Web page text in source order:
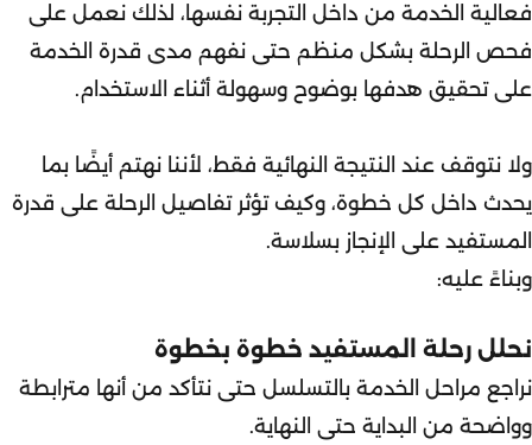
فعالية الخدمة من داخل التجربة نفسها، لذلك نعمل على
فحص الرحلة بشكل منظم حتى نفهم مدى قدرة الخدمة
على تحقيق هدفها بوضوح وسهولة أثناء الاستخدام.
ولا نتوقف عند النتيجة النهائية فقط، لأننا نهتم أيضًا بما
يحدث داخل كل خطوة، وكيف تؤثر تفاصيل الرحلة على قدرة
المستفيد على الإنجاز بسلاسة.
وبناءً عليه:
نحلل رحلة المستفيد خطوة بخطوة
نراجع مراحل الخدمة بالتسلسل حتى نتأكد من أنها مترابطة
وواضحة من البداية حتى النهاية.